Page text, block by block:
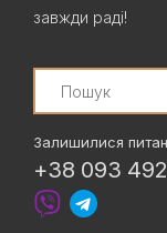
завжди раді!
Search
Залишилися
+38 093